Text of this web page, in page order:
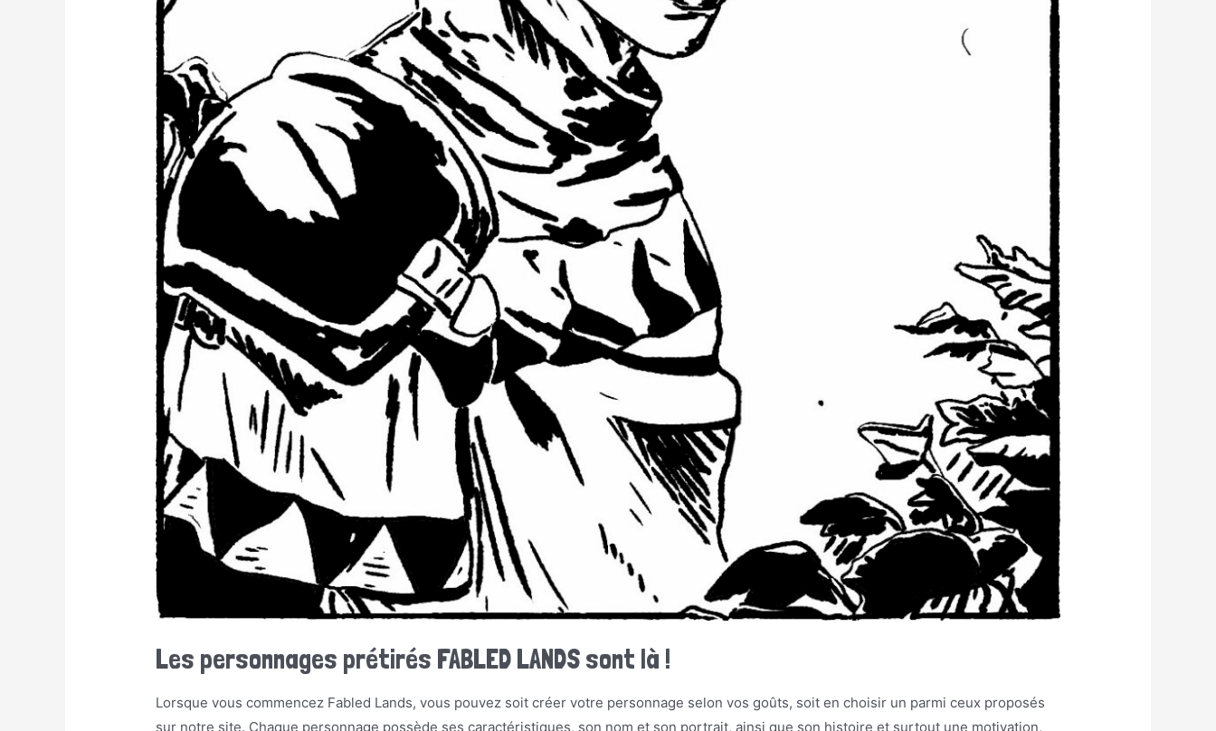
Les personnages prétirés FABLED LANDS sont là !
Lorsque vous commencez Fabled Lands, vous pouvez soit créer votre personnage selon vos goûts, soit en choisir un parmi ceux proposés
sur notre site. Chaque personnage possède ses caractéristiques, son nom et son portrait, ainsi que son histoire et surtout une motivation,